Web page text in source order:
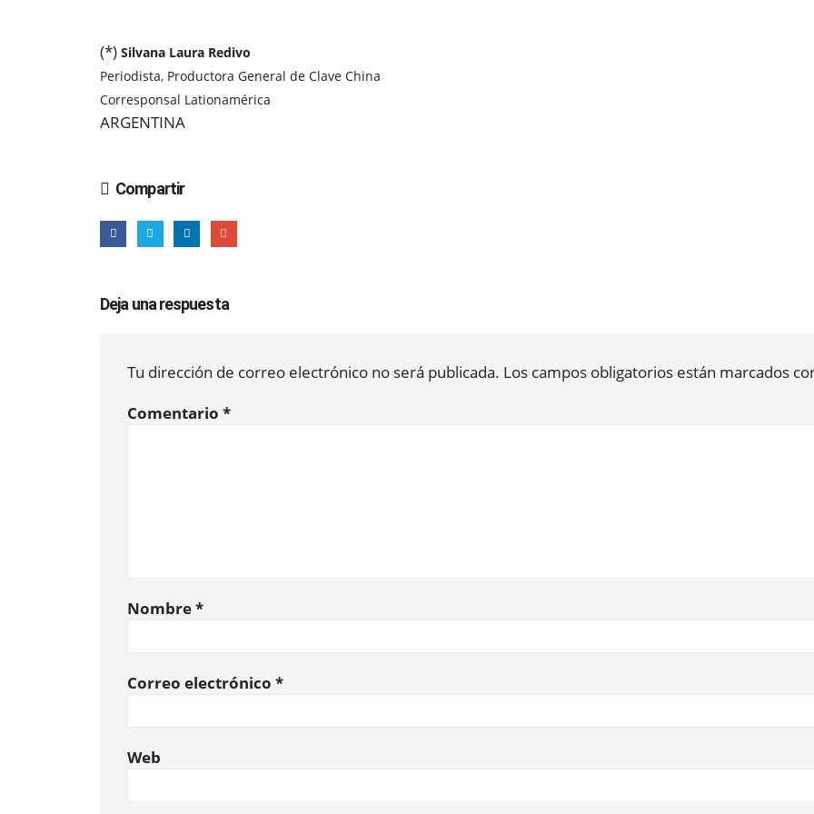
(*) Silvana Laura Redivo
Periodista, Productora General de Clave China
Corresponsal Lationamérica
ARGENTINA
Compartir
Deja una respuesta
Tu dirección de correo electrónico no será publicada. Los campos obligatorios están marcados
Comentario *
Nombre*
Correo electrónico *
Web